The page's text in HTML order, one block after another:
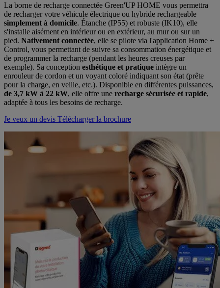
La borne de recharge connectée Green'UP HOME vous permettra
de recharger votre véhicule électrique ou hybride rechargeable
simplement à domicile. Étanche (IP55) et robuste (IK10), elle
s'installe aisément en intérieur ou en extérieur, au mur ou sur un
pied. Nativement connectée, elle se pilote via l'application Home +
Control, vous permettant de suivre sa consommation énergétique et
de programmer la recharge (pendant les heures creuses par
exemple). Sa conception esthétique et pratique intègre un
enrouleur de cordon et un voyant coloré indiquant son état (prête
pour la charge, en veille, etc.). Disponible en différentes puissances,
de 3,7 kW à 22 kW, elle offre une recharge sécurisée et rapide,
adaptée à tous les besoins de recharge.
Je veux un devis Télécharger la brochure